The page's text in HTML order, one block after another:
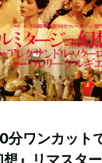
分ワンカット
』リマスタ